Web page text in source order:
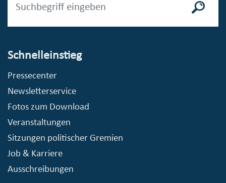
Schnelleinstieg
Pressecenter
Newsletterservice
Fotos zum Download
Veranstaltungen
Sitzungen politischer Gremien
Job & Karriere
Ausschreibungen